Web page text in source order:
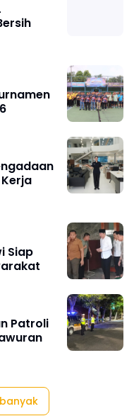
Siap
Patroli